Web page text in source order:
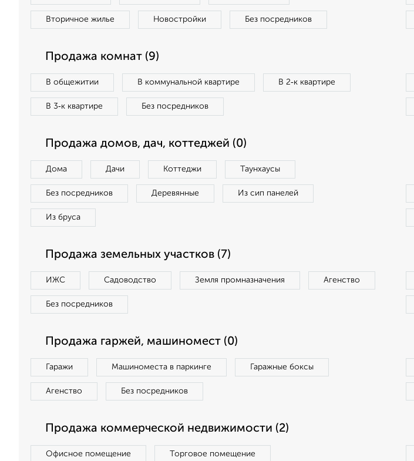
Вторичное жилье Новостройки Без посредников
Продажа комнат (9)
В общежитии В коммунальной квартире В 2‑к квартире
В 3‑к квартире Без посредников
Продажа домов, дач, коттеджей (0)
Дома Дачи Коттеджи Таунхаусы
Без посредников Деревянные Из сип панелей
Из бруса
Продажа земельных участков (7)
ИЖС Садоводство Земля промназначения Агенство
Без посредников
Продажа гаржей, машиномест (0)
Гаражи Машиноместа в паркинге Гаражные боксы
Агенство Без посредников
Продажа коммерческой недвижимости (2)
Офисное помещение Торговое помещение